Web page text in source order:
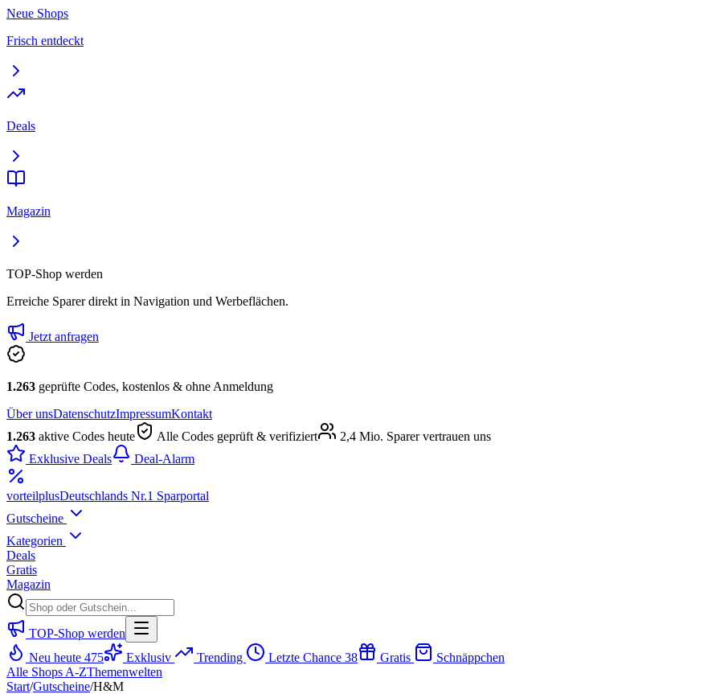
Neue Shops
Frisch entdeckt
Deals
Magazin
TOP-Shop werden
Erreiche Sparer direkt in Navigation und Werbeflächen.
Jetzt anfragen
1.263 geprüfte Codes, kostenlos & ohne Anmeldung
Über unsDatenschutzImpressumKontakt
1.263 aktive Codes heute Alle Codes geprüft & verifiziert
2,4 Mio. Sparer vertrauen uns
Exklusive Deals
Deal-Alarm
vorteilplusDeutschlands Nr.1 Sparportal
Gutscheine
Kategorien
Deals
Gratis
Magazin
TOP-Shop werden
Neu heute 475 Exklusiv Trending Letzte Chance 38 Gratis
Schnäppchen
Alle Shops A-ZThemenwelten
Start/Gutscheine/H&M